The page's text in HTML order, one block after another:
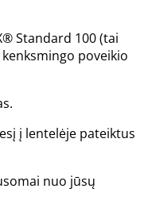
Standard 100 (tai
poveikio
į lentelėje pateiktus
nuo jūsų